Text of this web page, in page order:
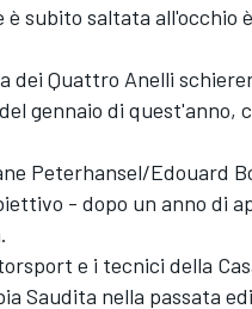
è subito saltata all'occhio
dei Quattro Anelli
gennaio di quest'anno,
Peterhansel/Edouard
- dopo un anno di
e i tecnici della
Saudita nella passata